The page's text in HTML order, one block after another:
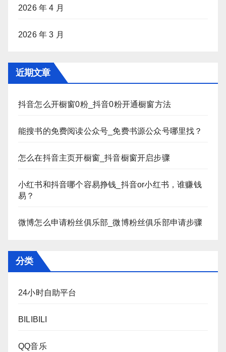
2026 年 4 月
2026 年 3 月
近期文章
抖音怎么开橱窗0粉_抖音0粉开通橱窗方法
能搜书的免费阅读公众号_免费书源公众号哪里找？
怎么在抖音主页开橱窗_抖音橱窗开启步骤
小红书和抖音哪个容易挣钱_抖音or小红书，谁赚钱
易？
微博怎么申请粉丝俱乐部_微博粉丝俱乐部申请步骤
分类
24小时自助平台
BILIBILI
QQ音乐